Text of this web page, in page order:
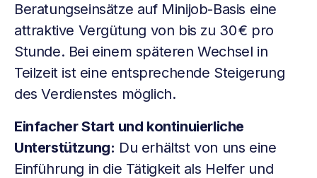
Beratungseinsätze auf Minijob-Basis eine
attraktive Vergütung von bis zu 30 € pro
Stunde. Bei einem späteren Wechsel in
Teilzeit ist eine entsprechende Steigerung
des Verdienstes möglich.
Einfacher Start und kontinuierliche
Unterstützung: Du erhältst von uns eine
Einführung in die Tätigkeit als Helfer und